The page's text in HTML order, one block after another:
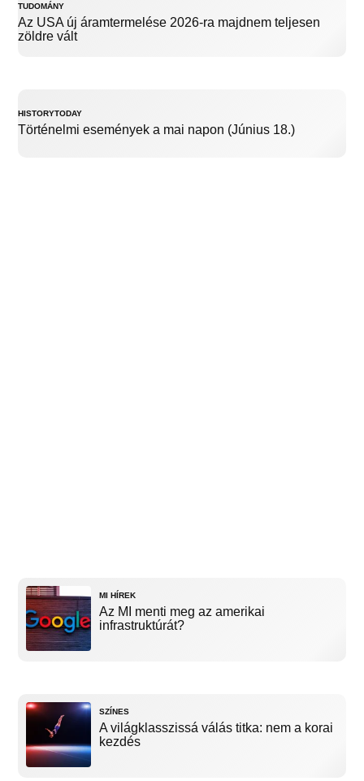
TUDOMÁNY
Az USA új áramtermelése 2026-ra majdnem teljesen
zöldre vált
HISTORYTODAY
Történelmi események a mai napon (Június 18.)
MI HÍREK
Az MI menti meg az amerikai
infrastruktúrát?
SZÍNES
A világklasszissá válás titka: nem a korai
kezdés